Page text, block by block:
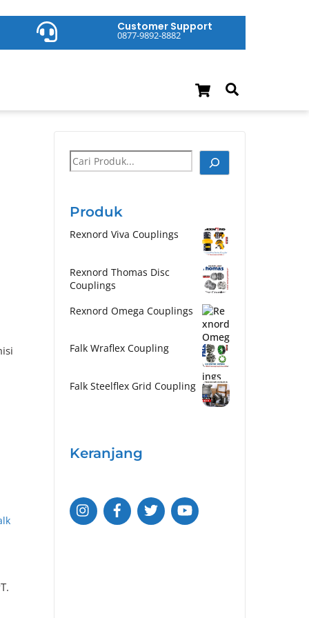
Cart
Customer Support
0877-9892-8882
Cari
Produk
Rexnord Viva Couplings
Rexnord Thomas Disc
Couplings
Rexnord Omega Couplings
Falk Wraflex Coupling
Falk Steelflex Grid Coupling
Keranjang